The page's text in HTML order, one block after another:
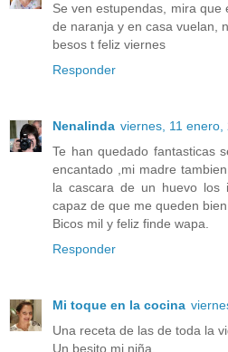
Se ven estupendas, mira
de naranja y en casa vuelan,
besos t feliz viernes
Responder
Nenalinda viernes, 11 enero,
Te han quedado fantasticas
encantado ,mi madre
la cascara de un huevo los
capaz de que me queden bien
Bicos mil y feliz finde wapa.
Responder
Mi toque en la cocina
Una receta de las de toda la
Un besito mi niña.